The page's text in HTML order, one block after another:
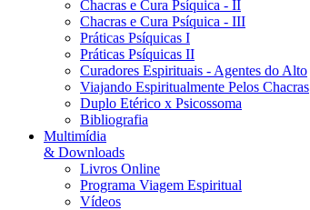
Chacras e Cura Psíquica - II
Chacras e Cura Psíquica - III
Práticas Psíquicas I
Práticas Psíquicas II
Curadores Espirituais - Agentes do Alto
Viajando Espiritualmente Pelos Chacras
Duplo Etérico x Psicossoma
Bibliografia
Multimídia
& Downloads
Livros Online
Programa Viagem Espiritual
Vídeos